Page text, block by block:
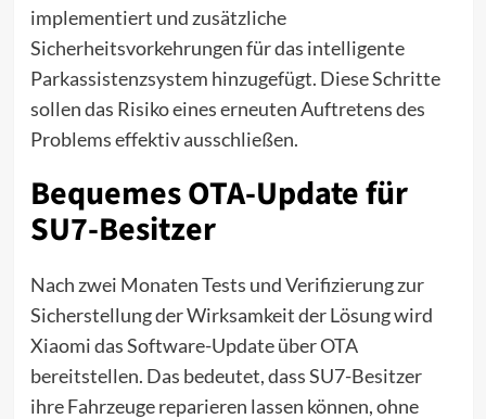
implementiert und zusätzliche
Sicherheitsvorkehrungen für das intelligente
Parkassistenzsystem hinzugefügt. Diese Schritte
sollen das Risiko eines erneuten Auftretens des
Problems effektiv ausschließen.
Bequemes OTA-Update für
SU7-Besitzer
Nach zwei Monaten Tests und Verifizierung zur
Sicherstellung der Wirksamkeit der Lösung wird
Xiaomi das Software-Update über OTA
bereitstellen. Das bedeutet, dass SU7-Besitzer
ihre Fahrzeuge reparieren lassen können, ohne